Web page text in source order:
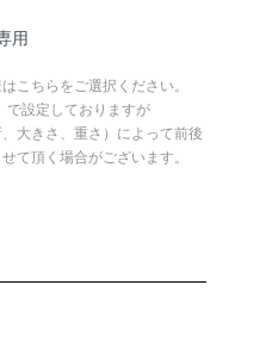
用
こちらをご選択ください。
で設定しておりますが
大きさ、重さ）によって前後
て頂く場合がございます。